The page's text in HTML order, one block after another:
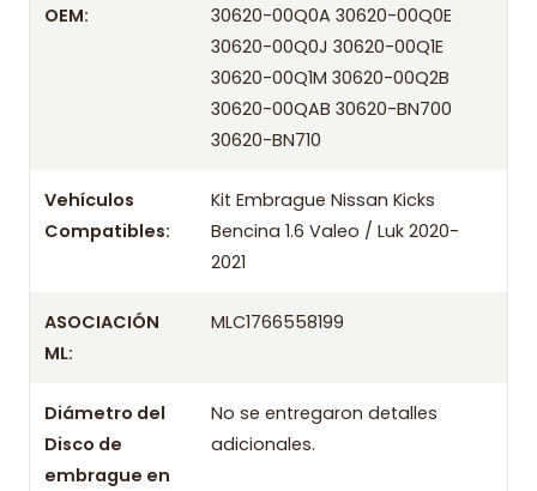
Kit Embrague Nissan Kicks Bencina
1.6 Valeo / LuK 2020-2021
Valeo Prensa Y Disco Rodamiento
Información técnica
Información de compra
compras antes de las 10:30 de lunes a viernes. Realizamos
despachos a todo Chile.
OEM:
30620-00Q0A 30620-00Q0E
30620-00Q0J 30620-00Q1E
30620-00Q1M 30620-00Q2B
30620-00QAB 30620-BN700
30620-BN710
Vehículos
Compatibles:
Kit Embrague Nissan Kicks
Bencina 1.6 Valeo / Luk 2020-
2021
ASOCIACIÓN
ML:
MLC1766558199
Diámetro del
Disco de
embrague en
No se entregaron detalles
adicionales.